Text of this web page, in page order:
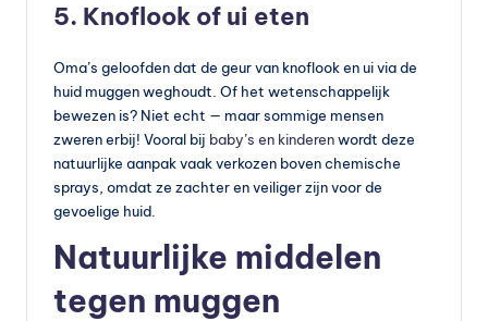
5. Knoflook of ui eten
Oma’s geloofden dat de geur van knoflook en ui via de
huid muggen weghoudt. Of het wetenschappelijk
bewezen is? Niet echt — maar sommige mensen
zweren erbij! Vooral bij baby’s en kinderenwordt deze
natuurlijke aanpak vaak verkozen boven chemische
sprays, omdat ze zachter en veiliger zijn voor de
gevoelige huid.
Natuurlijke middelen
tegen muggen